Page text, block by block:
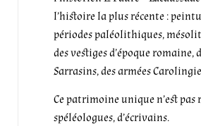
l’histoire la plus récente :
périodes paléolithiques,
des vestiges d’époque
Sarrasins, des armées
Ce patrimoine unique n’est
spéléologues, d’écrivains.